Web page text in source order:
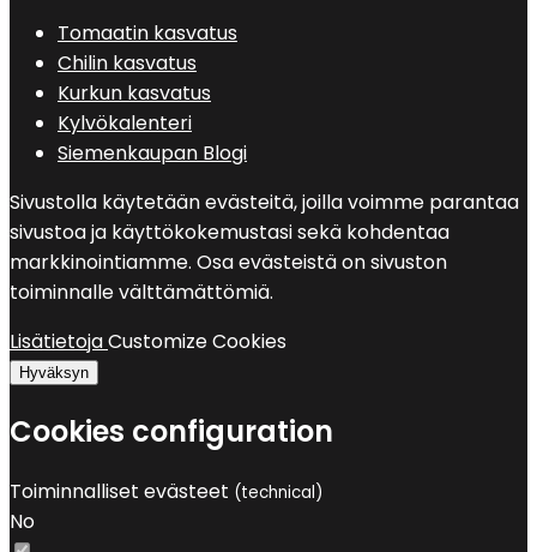
Tomaatin kasvatus
Chilin kasvatus
Kurkun kasvatus
Kylvökalenteri
Siemenkaupan Blogi
Sivustolla käytetään evästeitä, joilla voimme parantaa
sivustoa ja käyttökokemustasi sekä kohdentaa
markkinointiamme. Osa evästeistä on sivuston
toiminnalle välttämättömiä.
LisätietojaCustomize Cookies
Hyväksyn
Cookies configuration
Toiminnalliset evästeet (technical)
No